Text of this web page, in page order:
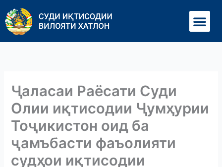
содержимому
Ҷаласаи Раёсати Суди
Олии иқтисодии Ҷумҳурии
Тоҷикистон оид ба
ҷамъбасти фаъолияти
судҳои иқтисодии